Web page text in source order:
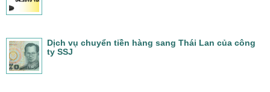
Dịch vụ chuyển tiền hàng sang Thái Lan của công
ty SSJ